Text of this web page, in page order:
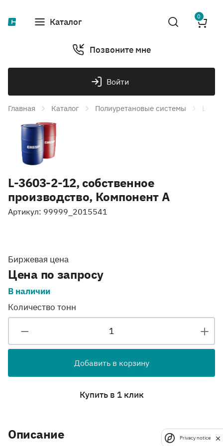
Каталог 0
Позвоните мне
Войти
Главная Каталог Полиуретановые системы L-
L-3603-2-12, собственное
производство, Компонент A
Артикул: 99999_2015541
Биржевая цена
Цена по запросу
В наличии
Количество тонн
Добавить в корзину
Купить в 1 клик
Описание Privacy notice